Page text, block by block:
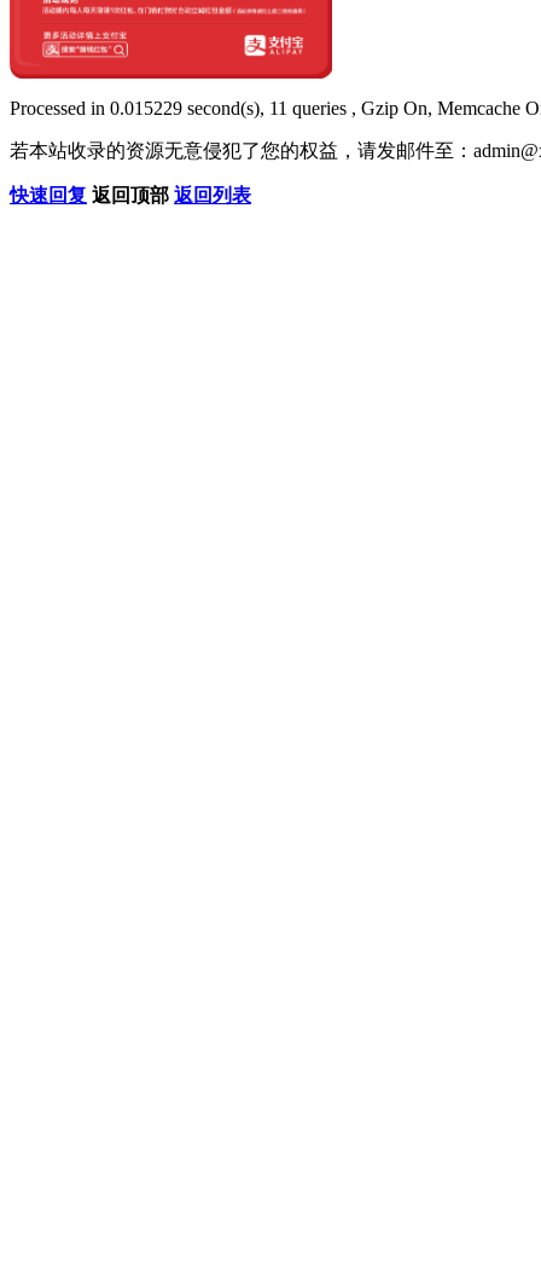
Processed in 0.015229 second(s), 11 queries , Gzip On, Memcache
若本站收录的资源无意侵犯了您的权益，请发邮件至：
快速回复 返回顶部 返回列表